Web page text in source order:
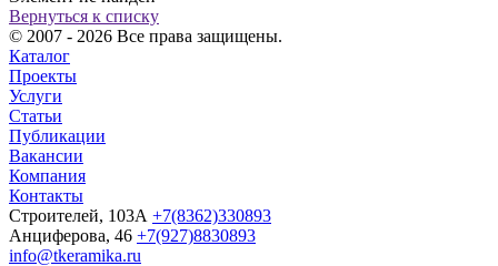
Вернуться к списку
© 2007 - 2026 Все права защищены.
Каталог
Проекты
Услуги
Статьи
Публикации
Вакансии
Компания
Контакты
Строителей, 103А +7(8362)330893
Анциферова, 46 +7(927)8830893
info@tkeramika.ru